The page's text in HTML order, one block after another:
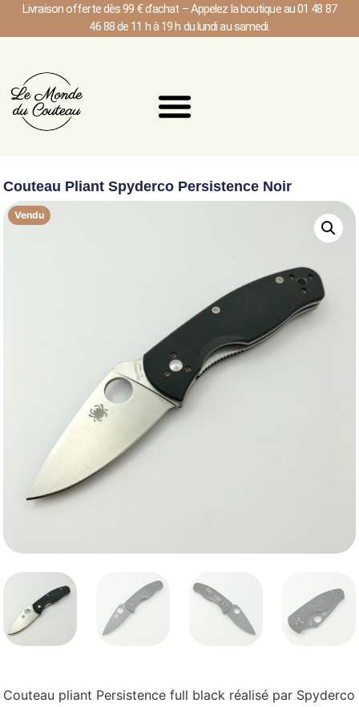
Livraison offerte dès 99 € d’achat – Appelez la boutique au 01 48 87
46 88 de 11 h à 19 h du lundi au samedi.
Couteau Pliant Spyderco Persistence Noir
Vendu
Couteau pliant Persistence full black réalisé par Spyderco